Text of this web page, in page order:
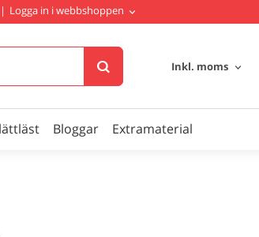
| Logga in i webbshoppen
Inkl. moms
Bloggar Extramaterial